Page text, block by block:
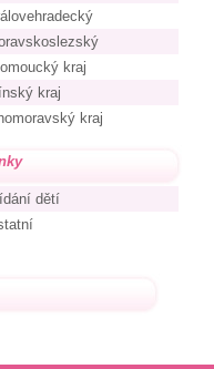
kraj
kraj
kraj
dětí